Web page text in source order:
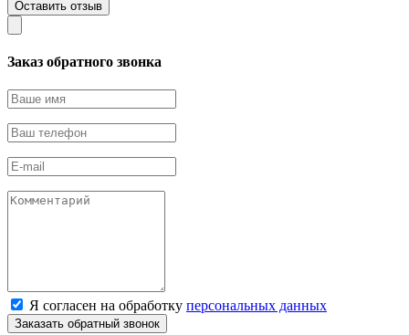
Заказ обратного звонка
Я согласен на обработку персональных данных